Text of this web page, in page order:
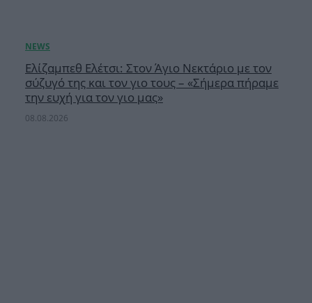
Ελίζαμπεθ Ελέτσι: Στον Άγιο Νεκτάριο με τον
σύζυγό της και τον γιο τους – «Σήμερα πήραμε
την ευχή για τον γιο μας»
08.08.2026